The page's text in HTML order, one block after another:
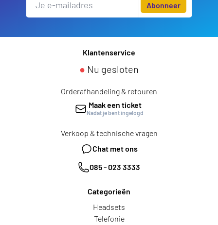
Abonneer
Klantenservice
● Nu gesloten
Orderafhandeling & retouren
Maak een ticket
Nadat je bent ingelogd
Verkoop & technische vragen
Chat met ons
085 - 023 3333
Categorieën
Headsets
Telefonie